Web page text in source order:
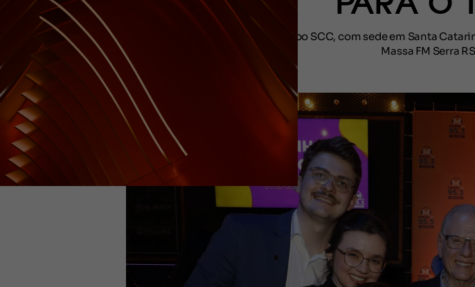
O Grupo SCC, com sede em Santa
Massa FM Serra